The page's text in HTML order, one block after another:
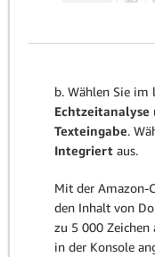
b. Wählen Sie im
Echtzeitanalyse
Texteingabe.
Integriert aus.
Mit der Amazon-
den Inhalt von
zu 5 000 Zeichen
in der Konsole